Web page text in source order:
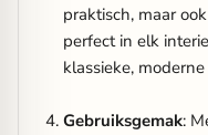
praktisch, maar
perfect in elk
klassieke,
Gebruiksgemak: